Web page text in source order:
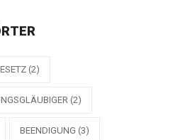
(2)
(2)
BEENDIGUNG (3)